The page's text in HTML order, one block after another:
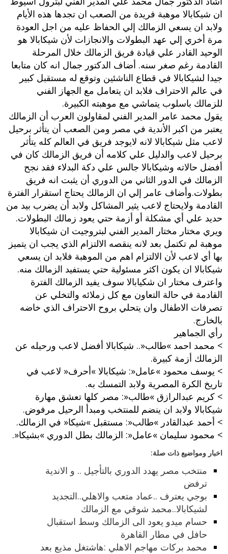
ان شيكابالا‮ ‬موهبة فريدة من الصعب ان تجدها هذه الأيام
ولابد ان يسعي الزمالك إلي الحفاظ عليه من اجل العودة
مرة أخري إلي عهد البطولات والانجازات لأن شيكابالا هو
الوحيد القادر علي قيادة فريق الزمالك خلال المرحلة
القادمة رغم صغر سنه‮. ‬أضاف الدكتور جمال انه كان متابعا
جيدا لشيكابالا في قطاع الناشئين وتوقع له مستقبل كبير
في عالم الاحتراف فلابد ان يتعامل مع الجهاز الفني
للزمالك باسلوب‮ ‬يتماشي مع موهبته الكبيرة‮.‬
يقول محمد عامر المدير الفني لمقاولون العرب أن الزمالك
يعتبر من اكبر‮ ‬الأندية في مصر ومن الصعب أن يتأثر برحيل
لاعب مثل شيكابالا لانه لايوجد فريق في العالم كله يتأثر
برحيل لاعب والدليل علي كلامه أن فريق الزمالك كان في
أفضل حالاته وشيكابالا جالس علي دكة البدلاء فقد نجح
الزمالك في الدور الثاني من الدوري أن يثبت انه فريق
بطولات.وأضاف عامر إلي ان الزمالك يحتاج استقرار الفترة
القادمة ولايحتاج لاعب يثير المشاكل ولابد أن يضرب بيد من
حديد علي أي مشكلة أو أزمة حتي يعود زمالك البطولات‮.‬
ويري مختار مختار المدير الفني لبتروجيت ان شيكابالا
موهبة لم تكتمل‮ ‬بعد لانه ينقصه الالتزام الذي يجب ان يتميز
بها أي لاعب لأن الالتزام اهم من الموهبة فلابد ان يسعي
شيكابالا ان يكون اكثر مسئولية حتي يستفيد الزمالك منه‮.
‬واعترف مختار ان شكيابالا سوف يفيد الزمالك الفترة
القادمة في حالة التعاون مع كل زملائه والتخلي عن
تصرفات الاطفال وان يتحلي بروح الاحتراف الذي خاضه
بالخارج‮.‬
رأي الجماهير
‮> ‬محمد احمد‮ »‬طالب‮«..‬‮ ‬شيكابالا أفضل لاعب ورحيله عن
الزمالك أزمة كبيرة‮.‬
‮> ‬يوسف محمود‮ »‬عامل‮«: ‬شيكابالا‮ »‬أحرف‮« ‬لاعب في
تاريخ الكرة المصرية ولابد التمسك به‮.‬
‮> ‬كريم عبدالرازق‮ »‬طالب‮«:‬‮ ‬مصر كلها تعشق مهارة
شيكابالا ولابد ان ينضم للمنتخب ومبدأ الرحيل مرفوض‮.‬
‮> ‬أحمد عبدالقادر‮ »‬طالب‮«:‬‮ ‬مستقبل‮ »‬شيكا‮« ‬في الزمالك‮.‬
‮> ‬محمود سليمان‮ »‬عامل‮«: ‬الزمالك بطل الدوري‮ »‬بشيكا‮«.‬
اخبار ومواضيع ذات صلة:
منتخب مصر يهدد الدوري بالتأجيل .. و الاندية
ترفض
بوجي يعترف ..عماد متعب والاهلي..التجديد
لشيكابالا..محمد شوقي مع الزمالك
حسام ميدو يعود الى الزمالك وسط استقبال
حافل في مطار القاهرة
محمد بركات مهاجم الاهلي :هاشتغل مذيع بعد